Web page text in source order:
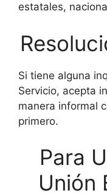
estatales,
Si tiene alguna
Servicio, acepta
manera informal
primero.
Para
Unión